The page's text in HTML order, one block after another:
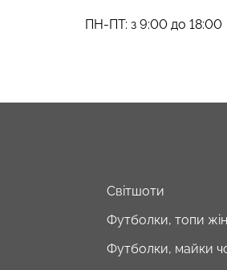
ПН-ПТ: з 9:00 до 18:00
Світшоти
Футболки, топи
Футболки, майки